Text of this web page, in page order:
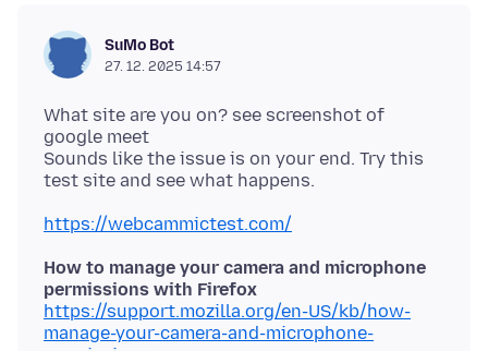
SuMo Bot
27. 12. 2025 14:57
What site are you on? see screenshot of
google meet
Sounds like the issue is on your end. Try this
https://webcammictest.com/
How to manage your camera and microphone
permissions with Firefox
https://support.mozilla.org/en-US/kb/how-
manage-your-camera-and-microphone-